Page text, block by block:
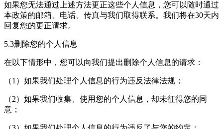
如果您无法通过上述方法更正这些个人信息，您可以随时通过
本政策的邮箱、电话、传真与我们取得联系。我们将在30天内
回复您的更正请求。
5.3删除您的个人信息
在以下情形中，您可以向我们提出删除个人信息的请求：
（1）如果我们处理个人信息的行为违反法律法规；
（2）如果我们收集、使用您的个人信息，却未征得您的同
意；